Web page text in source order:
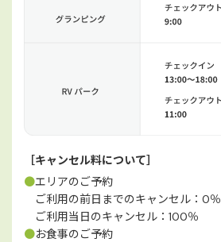
［キャンセル料について］
●エリアのご予約
ご利用の前日までのキャンセル：0％
ご利用当日のキャンセル：100％
●お食事のご予約